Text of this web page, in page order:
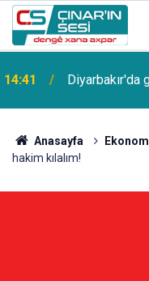
14:41 Diyarbakır'da
Anasayfa
hakim kılalım!